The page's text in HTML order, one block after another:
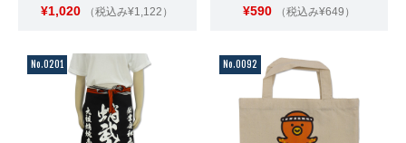
¥1,020 （税込み¥1,122） ¥590 （税込み¥649）
No.0201 No.0092